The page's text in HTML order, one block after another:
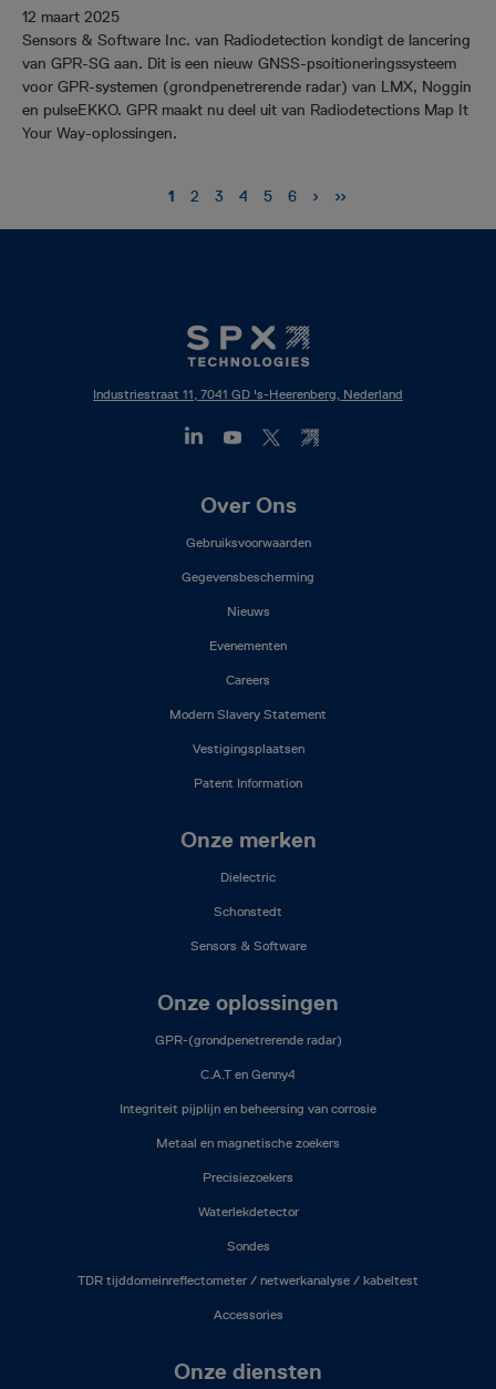
12 maart 2025
Sensors & Software Inc. van Radiodetection kondigt de lancering
van GPR-SG aan. Dit is een nieuw GNSS-psoitioneringssysteem
voor GPR-systemen (grondpenetrerende radar) van LMX, Noggin
en pulseEKKO. GPR maakt nu deel uit van Radiodetections Map It
Your Way-oplossingen.
Huidige
1 Pagina
2 Pagina
3 Pagina
4 Pagina
5 Pagina
6
Volgende
›
Laatste
››
Industriestraat 11, 7041 GD 's-Heerenberg, Nederland
Over Ons
Gebruiksvoorwaarden
Gegevensbescherming
Nieuws
Evenementen
Careers
Modern Slavery Statement
Vestigingsplaatsen
Patent Information
Onze merken
Dielectric
Schonstedt
Sensors & Software
Onze oplossingen
GPR-(grondpenetrerende radar)
C.A.T en Genny4
Integriteit pijplijn en beheersing van corrosie
Metaal en magnetische zoekers
Precisiezoekers
Waterlekdetector
Sondes
TDR tijddomeinreflectometer / netwerkanalyse / kabeltest
Accessories
Onze diensten